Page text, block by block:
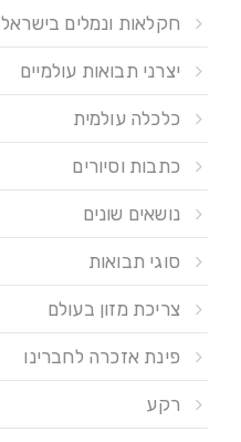
חקלאות ונמלים בישראל
יצרני תבואות עולמיים
כלכלה עולמית
כתבות וסיורים
נושאים שונים
סוגי תבואות
צריכת מזון בעולם
פינת אזכרה לחברינו
רקע